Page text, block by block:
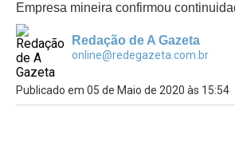
Empresa mineira confirmou
Redação de A Gazeta
online@redegazeta.com.br
Publicado em 05 de Maio de 2020 às 15:54